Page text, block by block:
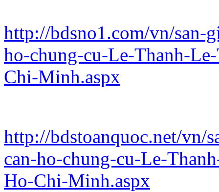
http://bdsno1.com/vn/san-
ho-chung-cu-Le-Thanh-
Chi-Minh.aspx
http://bdstoanquoc.net/vn/
can-ho-chung-cu-Le-
Ho-Chi-Minh.aspx